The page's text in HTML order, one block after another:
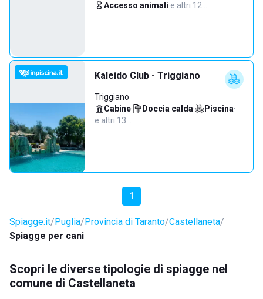
Accesso animali·e altri 12…
Kaleido Club - Triggiano
Triggiano
Cabine· Doccia calda· Piscina·
e altri 13…
1
Spiagge.it Puglia Provincia di Taranto Castellaneta
Spiagge per cani
Scopri le diverse tipologie di spiagge nel
comune di Castellaneta